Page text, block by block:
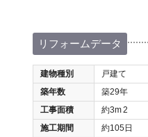
リフォームデータ
建物種別
戸建て
築年数
築29年
工事面積
約3m2
施工期間
約105日